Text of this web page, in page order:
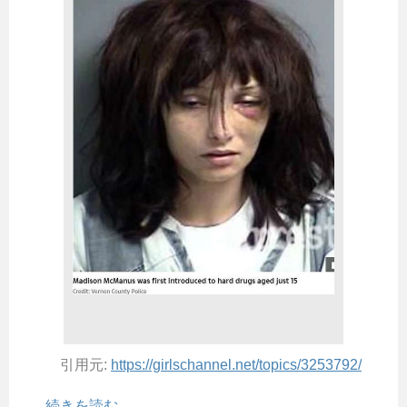
引用元: https://girlschannel.net/topics/3253792/